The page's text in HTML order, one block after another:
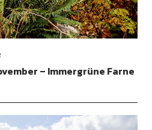
– Immergrüne Farne